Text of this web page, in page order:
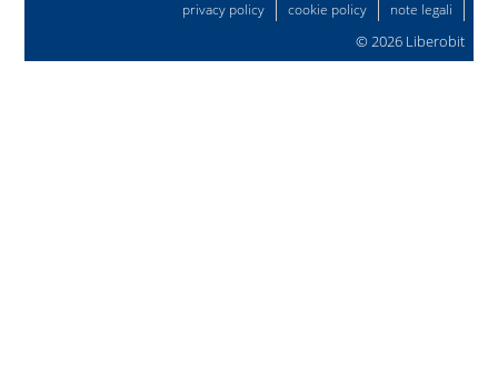
privacy policy cookie policy note legali
© 2026 Liberobit